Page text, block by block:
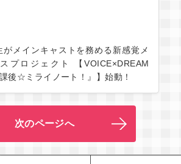
がメインキャストを務める新感覚メ
プロジェクト 【VOICE×DREAM
後☆ミライノート！』】始動！
次のページへ